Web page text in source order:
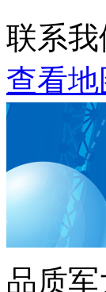
联系我
查看地
品质军